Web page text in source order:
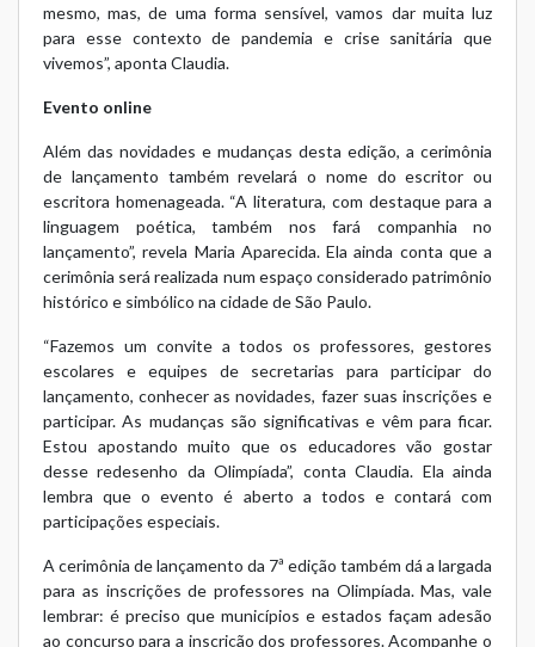
mesmo, mas, de uma forma sensível, vamos dar muita luz
para esse contexto de pandemia e crise sanitária que
vivemos”, aponta Claudia.
Evento online
Além das novidades e mudanças desta edição, a cerimônia
de lançamento também revelará o nome do escritor ou
escritora homenageada. “A literatura, com destaque para a
linguagem poética, também nos fará companhia no
lançamento”, revela Maria Aparecida. Ela ainda conta que a
cerimônia será realizada num espaço considerado patrimônio
histórico e simbólico na cidade de São Paulo.
“Fazemos um convite a todos os professores, gestores
escolares e equipes de secretarias para participar do
lançamento, conhecer as novidades, fazer suas inscrições e
participar. As mudanças são significativas e vêm para ficar.
Estou apostando muito que os educadores vão gostar
desse redesenho da Olimpíada”, conta Claudia. Ela ainda
lembra que o evento é aberto a todos e contará com
participações especiais.
A cerimônia de lançamento da 7ª edição também dá a largada
para as inscrições de professores na Olimpíada. Mas, vale
lembrar: é preciso que municípios e estados façam adesão
ao concurso para a inscrição dos professores. Acompanhe o